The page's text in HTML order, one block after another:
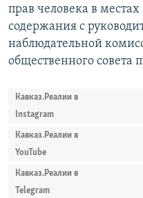
прав человека в
содержания с
наблюдательной
общественного совета
Кавказ.Реалии в
Instagram
Кавказ.Реалии в
YouTube
Кавказ.Реалии в
Telegram